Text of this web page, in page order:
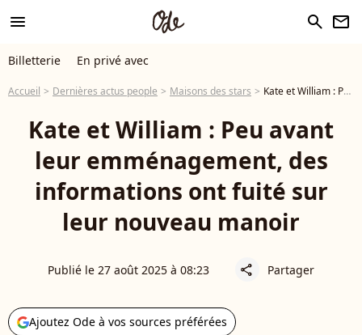
menu search newsletter
Billetterie En privé avec
Accueil Dernières actus people Maisons des stars Kate et William : Peu avant leur emménagement, des informations ont fuité sur leur nouveau manoir
Kate et William : Peu avant
leur emménagement, des
informations ont fuité sur
leur nouveau manoir
Publié le 27 août 2025 à 08:23 share Partager
Ajoutez Ode à vos sources préférées